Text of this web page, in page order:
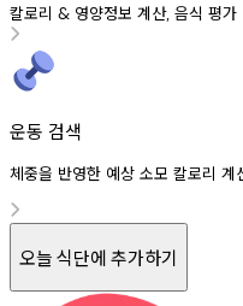
칼로리 & 영양정보 계산, 음식 평가
운동 검색
체중을 반영한 예상 소모 칼로리 계
오늘 식단에 추가하기